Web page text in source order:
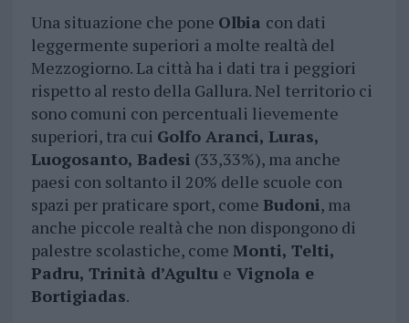
Una situazione che pone Olbia con dati
leggermente superiori a molte realtà del
Mezzogiorno. La città ha i dati tra i peggiori
rispetto al resto della Gallura. Nel territorio ci
sono comuni con percentuali lievemente
superiori, tra cui Golfo Aranci, Luras,
Luogosanto, Badesi (33,33%), ma anche
paesi con soltanto il 20% delle scuole con
spazi per praticare sport, come Budoni, ma
anche piccole realtà che non dispongono di
palestre scolastiche, come Monti, Telti,
Padru, Trinità d’Agultu e Vignola e
Bortigiadas.